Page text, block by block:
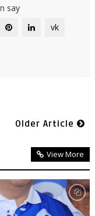
say
vk
Older Article
View More